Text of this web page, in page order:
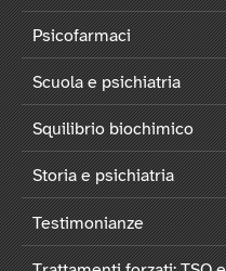
Psicofarmaci
Scuola e psichiatria
Squilibrio biochimico
Storia e psichiatria
Testimonianze